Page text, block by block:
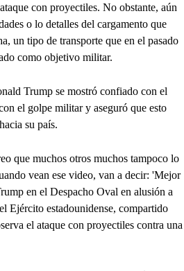
con proyectiles. No obstante, aún
o lo detalles del cargamento que
un tipo de transporte que en el pasado
como objetivo militar.
Trump se mostró confiado con el
el golpe militar y aseguró que esto
su país.
que muchos otros muchos tampoco lo
vean ese video, van a decir: 'Mejor
en el Despacho Oval en alusión a
Ejército estadounidense, compartido
el ataque con proyectiles contra una